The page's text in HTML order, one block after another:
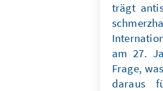
trägt
am 27.
Frage,
daraus